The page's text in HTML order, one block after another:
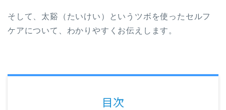
そして、太谿（たいけい）というツボを使ったセルフ
ケアについて、わかりやすくお伝えします。
目次